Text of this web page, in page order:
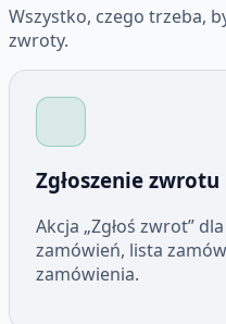
Wszystko, czego trzeba,
zwroty.
Zgłoszenie zwrotu
Akcja „Zgłoś zwrot”
zamówień, lista
zamówienia.